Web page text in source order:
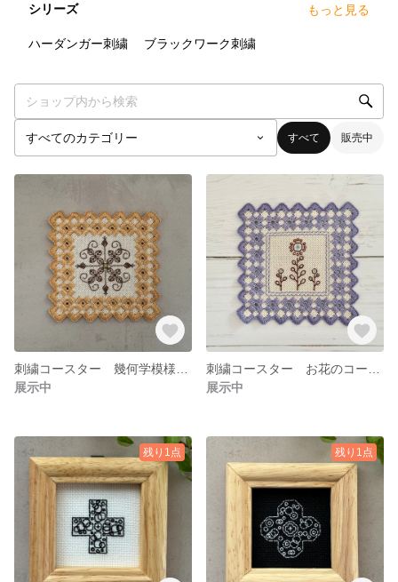
シリーズ もっと見る
ハーダンガー刺繍 ブラックワーク刺繍
すべて 販売中
展示中
展示中
残り1点 残り1点